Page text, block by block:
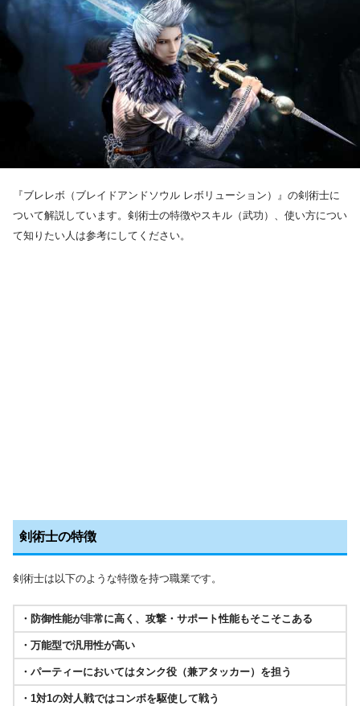
『ブレレボ（ブレイドアンドソウル レボリューション）』の剣術士に
ついて解説しています。剣術士の特徴やスキル（武功）、使い方につい
て知りたい人は参考にしてください。
剣術士の特徴
剣術士は以下のような特徴を持つ職業です。
・防御性能が非常に高く、攻撃・サポート性能もそこそこある
・万能型で汎用性が高い
・パーティーにおいてはタンク役（兼アタッカー）を担う
・1対1の対人戦ではコンボを駆使して戦う